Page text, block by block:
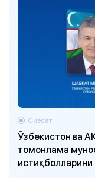
Ўзбекистон ва
томонлама
Сиёсат